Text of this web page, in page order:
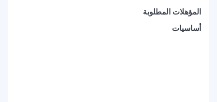
المؤهلات المطلوبة
أساسيات